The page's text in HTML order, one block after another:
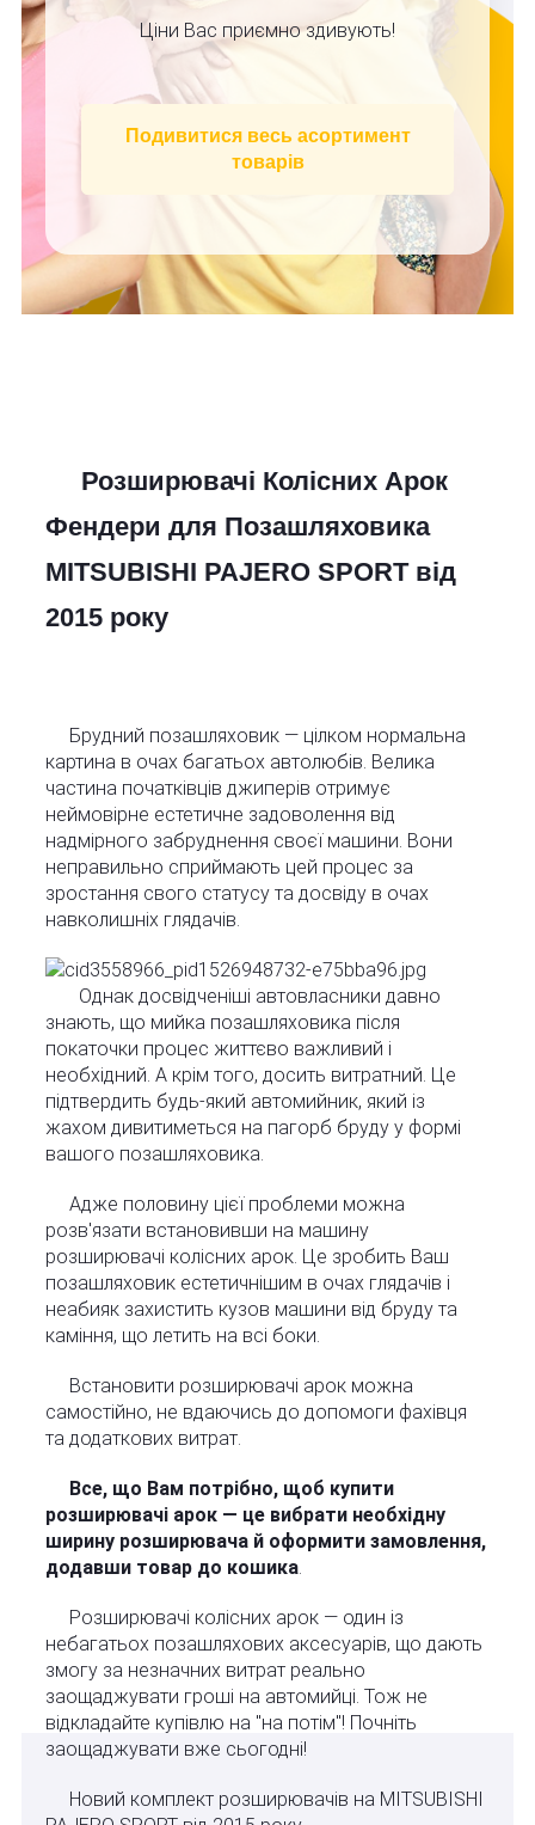
Ціни Вас приємно здивують!
Подивитися весь асортимент
товарів
Розширювачі Колісних Арок
Фендери для Позашляховика
MITSUBISHI PAJERO SPORT від
2015 року
Брудний позашляховик — цілком нормальна
картина в очах багатьох автолюбів. Велика
частина початківців джиперів отримує
неймовірне естетичне задоволення від
надмірного забруднення своєї машини. Вони
неправильно сприймають цей процес за
зростання свого статусу та досвіду в очах
навколишніх глядачів.
Однак досвідченіші автовласники давно
знають, що мийка позашляховика після
покаточки процес життєво важливий і
необхідний. А крім того, досить витратний. Це
підтвердить будь-який автомийник, який із
жахом дивитиметься на пагорб бруду у формі
вашого позашляховика.
Адже половину цієї проблеми можна
розв'язати встановивши на машину
розширювачі колісних арок. Це зробить Ваш
позашляховик естетичнішим в очах глядачів і
неабияк захистить кузов машини від бруду та
каміння, що летить на всі боки.
Встановити розширювачі арок можна
самостійно, не вдаючись до допомоги фахівця
та додаткових витрат.
Все, що Вам потрібно, щоб купити
розширювачі арок — це вибрати необхідну
ширину розширювача й оформити замовлення,
додавши товар до кошика
Розширювачі колісних арок — один із
небагатьох позашляхових аксесуарів, що дають
змогу за незначних витрат реально
заощаджувати гроші на автомийці. Тож не
відкладайте купівлю на "на потім"! Почніть
заощаджувати вже сьогодні!
Новий комплект розширювачів на MITSUBISHI